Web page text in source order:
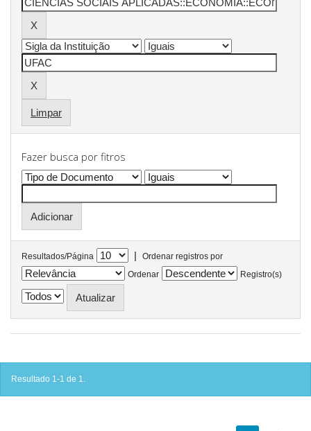
Limpar
Fazer busca por fitros
Resultados/Página |
Ordenar registros por
Ordenar
Registro(s)
Resultado 1-1 de 1.